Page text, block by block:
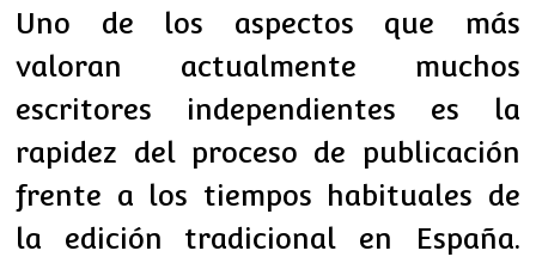
Uno de los aspectos que más
valoran actualmente muchos
escritores independientes es la
rapidez del proceso de publicación
frente a los tiempos habituales de
la edición tradicional en España.